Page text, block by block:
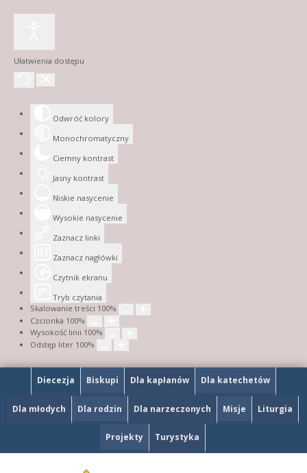
Ułatwienia dostępu
Odwróć kolory
Monochromatyczny
Ciemny kontrast
Jasny kontrast
Niskie nasycenie
Wysokie nasycenie
Zaznacz linki
Zaznacz nagłówki
Czytnik ekranu
Tryb czytania
Skalowanie treści 100%
Czcionka 100%
Wysokość linii 100%
Odstęp liter 100%
Diecezja Biskupi Dla kapłanów Dla katechetów
Dla młodych Dla rodzin Dla narzeczonych Misje Liturgia
Projekty Turystyka